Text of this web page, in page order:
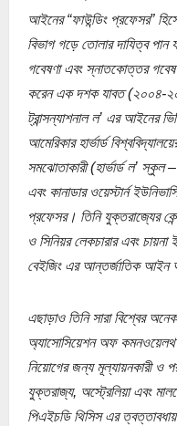
আইনের “ফাউন্ডিং প্রফেসর”
বিভাগ গড়ে তোলার দাযিত্ব
গবেষণা এবং স্নাতকোত্তর
করেন এক দশক যাবত (২০০৪-
ট্রান্সন্যাশনাল ল’ এর আইনের
আমেরিকার হার্ভার্ড
সমঝোতাকারী (হার্ভার্ড ল’ স্কুল
এবং কানাডার ওয়েস্টার্ন
প্রফেসর। তিনি যুক্তরাজ্যের
ও সিনিয়র লেকচারার এবং চায়না
বেইজিং এর আন্তর্জাতিক আইন
এছাড়াও তিনি সারা বিশ্বের
অ্যাসোসিয়েশন অফ কমনওয়েলথ
নিয়োগের জন্য মূল্যায়নকারী ও
যুক্তরাজ্য, অস্ট্রেলিয়া এবং
পিএইচডি থিসিস এর